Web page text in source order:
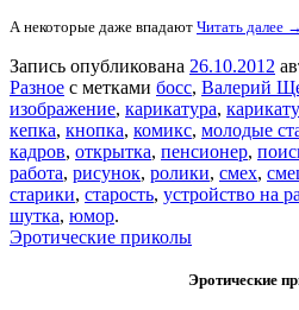
А некоторые даже впадают Читать далее →
Запись опубликована 26.10.2012
Разное с метками босс, Валерий
изображение, карикатура,
кепка, кнопка, комикс, молодые
кадров, открытка, пенсионер,
работа, рисунок, ролики, смех,
старики, старость, устройство на
шутка, юмор.
Эротические приколы
Эротические